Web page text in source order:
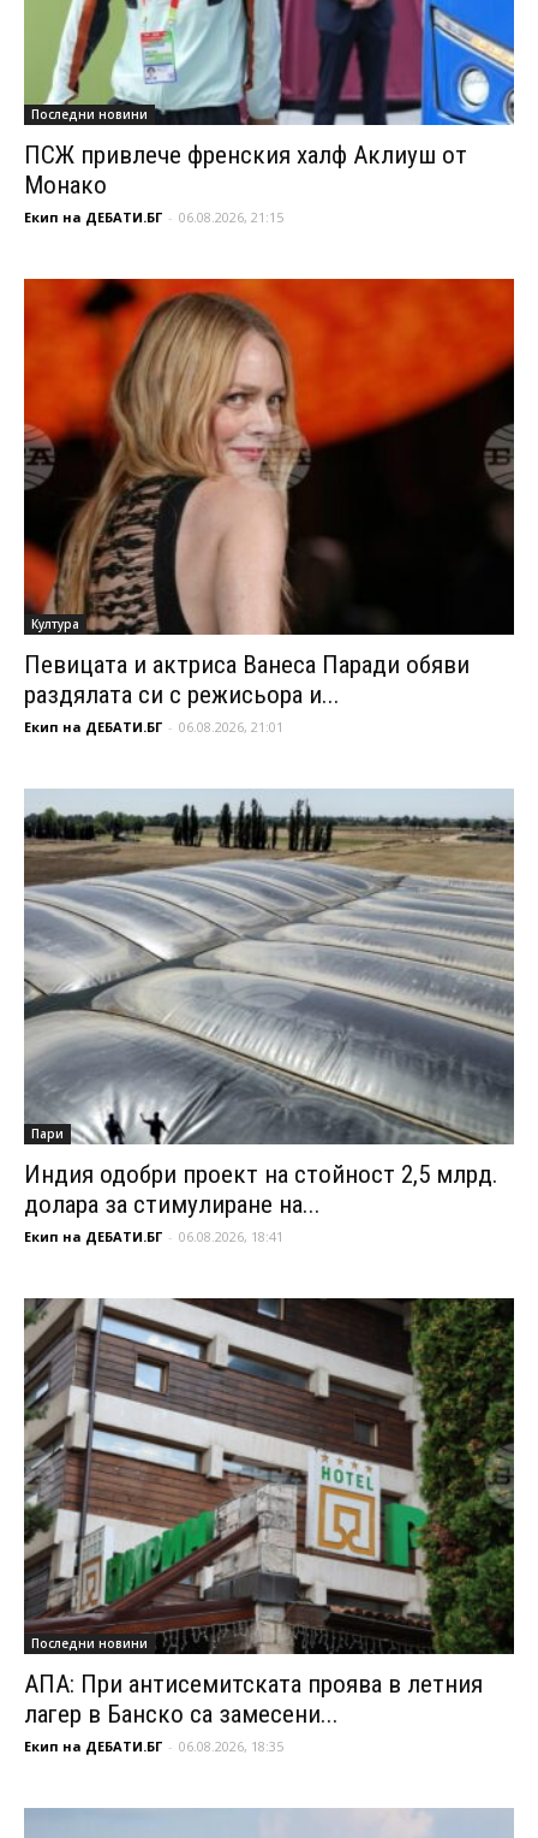
Последни новини
ПСЖ привлече френския халф Аклиуш от
Монако
Екип на ДЕБАТИ.БГ - 06.08.2026, 21:15
Култура
Певицата и актриса Ванеса Паради обяви
раздялата си с режисьора и...
Екип на ДЕБАТИ.БГ - 06.08.2026, 21:01
Пари
Индия одобри проект на стойност 2,5 млрд.
долара за стимулиране на...
Екип на ДЕБАТИ.БГ - 06.08.2026, 18:41
Последни новини
АПА: При антисемитската проява в летния
лагер в Банско са замесени...
Екип на ДЕБАТИ.БГ - 06.08.2026, 18:35